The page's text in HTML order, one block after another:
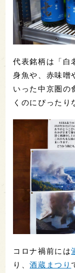
代表銘柄は「白
身魚や、赤味噌
いった中京圏の
くのにぴったり
コロナ禍前には
り、酒蔵まつり